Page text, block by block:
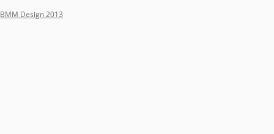
BMM Design 2013